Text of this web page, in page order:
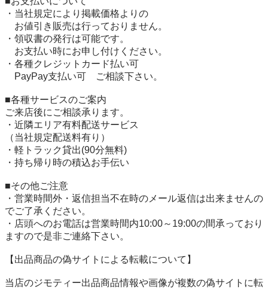
・当社規定により掲載価格よりの
お値引き販売は行っておりません。
・領収書の発行は可能です。
お支払い時にお申し付けください。
・各種クレジットカード払い可
PayPay支払い可　ご相談下さい。
■各種サービスのご案内
ご来店後にご相談承ります。
・近隣エリア有料配送サービス
（当社規定配送料有り）
・軽トラック貸出(90分無料)
・持ち帰り時の積込お手伝い
■その他ご注意
・営業時間外・返信担当不在時のメール返信は出来ませんの
でご了承ください。
・店頭へのお電話は営業時間内10:00～19:00の間承っており
ますので是非ご連絡下さい。
【出品商品の偽サイトによる転載について】
当店のジモティー出品商品情報や画像が複数の偽サイトに転